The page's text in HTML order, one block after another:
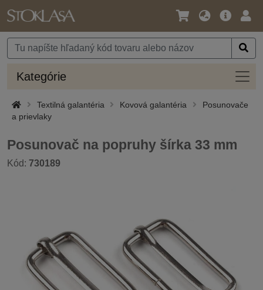
Jazyk
Mena
Hlavná
Kategórie
Textilná galantéria Kovová galantéria
Posunovače
a prievlaky
Posunovač na popruhy šírka 33 mm
Kód: 730189